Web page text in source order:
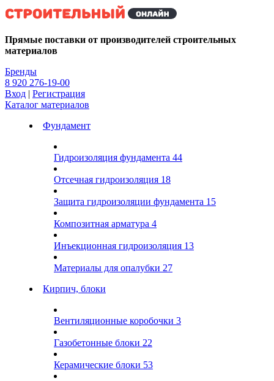
Kg
Прямые поставки от производителей строительных
материалов
Бренды
8 920 276-19-00
Вход | Регистрация
Каталог материалов
Фундамент
Гидроизоляция фундамента 44
Отсечная гидроизоляция 18
Защита гидроизоляции фундамента 15
Композитная арматура 4
Инъекционная гидроизоляция 13
Материалы для опалубки 27
Кирпич, блоки
Вентиляционные коробочки 3
Газобетонные блоки 22
Керамические блоки 53